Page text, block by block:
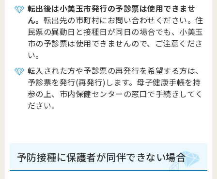
転出後は小美玉市発行の予診票は使用できませ
ん。 転出先の市町村にお問い合わせください。住
民票の異動日と接種日が同日の場合でも、小美玉
市の予診票は使用できませんので、ご注意くださ
い。
転入された方や予診票の再発行を希望する方は、
予診票を発行(再発行)します。母子健康手帳を持
参の上、市内保健センターの窓口で手続きしてく
ださい。
予防接種に保護者が同伴できない場合